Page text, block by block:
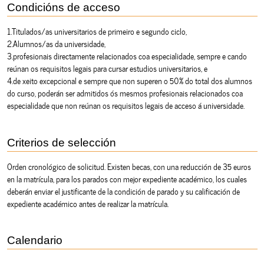
Condicións de acceso
1.Titulados/as universitarios de primeiro e segundo ciclo,
2.Alumnos/as da universidade,
3.profesionais directamente relacionados coa especialidade, sempre e cando
reúnan os requisitos legais para cursar estudios universitarios, e
4.de xeito excepcional e sempre que non superen o 50% do total dos alumnos
do curso, poderán ser admitidos ós mesmos profesionais relacionados coa
especialidade que non reúnan os requisitos legais de acceso á universidade.
Criterios de selección
Orden cronológico de solicitud. Existen becas, con una reducción de 35 euros
en la matrícula, para los parados con mejor expediente académico, los cuales
deberán enviar el justificante de la condición de parado y su calificación de
expediente académico antes de realizar la matrícula.
Calendario